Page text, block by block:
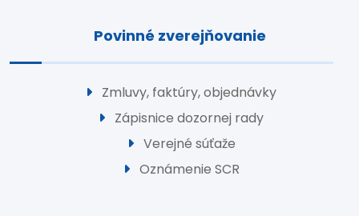
Povinné zverejňovanie
Zmluvy, faktúry, objednávky
Zápisnice dozornej rady
Verejné súťaže
Oznámenie SCR